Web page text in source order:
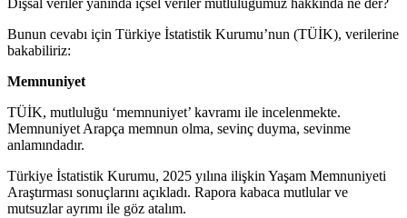
Dışsal veriler yanında içsel veriler mutluluğumuz hakkında ne der?
Bunun cevabı için Türkiye İstatistik Kurumu’nun (TÜİK), verilerine
bakabiliriz:
Memnuniyet
TÜİK, mutluluğu ‘memnuniyet’ kavramı ile incelenmekte.
Memnuniyet Arapça memnun olma, sevinç duyma, sevinme
anlamındadır.
Türkiye İstatistik Kurumu, 2025 yılına ilişkin Yaşam Memnuniyeti
Araştırması sonuçlarını açıkladı. Rapora kabaca mutlular ve
mutsuzlar ayrımı ile göz atalım.